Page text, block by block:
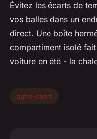
Évitez les écarts de
vos balles dans un
direct. Une boîte
compartiment isolé
voiture en été - la
autre-sport